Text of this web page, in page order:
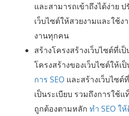
และสามารถเข้าถึงได้ง่าย
เว็บไซต์ให้สวยงามและใช้ง
งานทุกคน
สร้างโครงสร้างเว็บไซต์ที่เ
โครงสร้างของเว็บไซต์ให้เ
การ SEO และสร้างเว็บไซ
เป็นระเบียบ รวมถึงการใช้แ
ถูกต้องตามหลัก ทำ SEO ใ